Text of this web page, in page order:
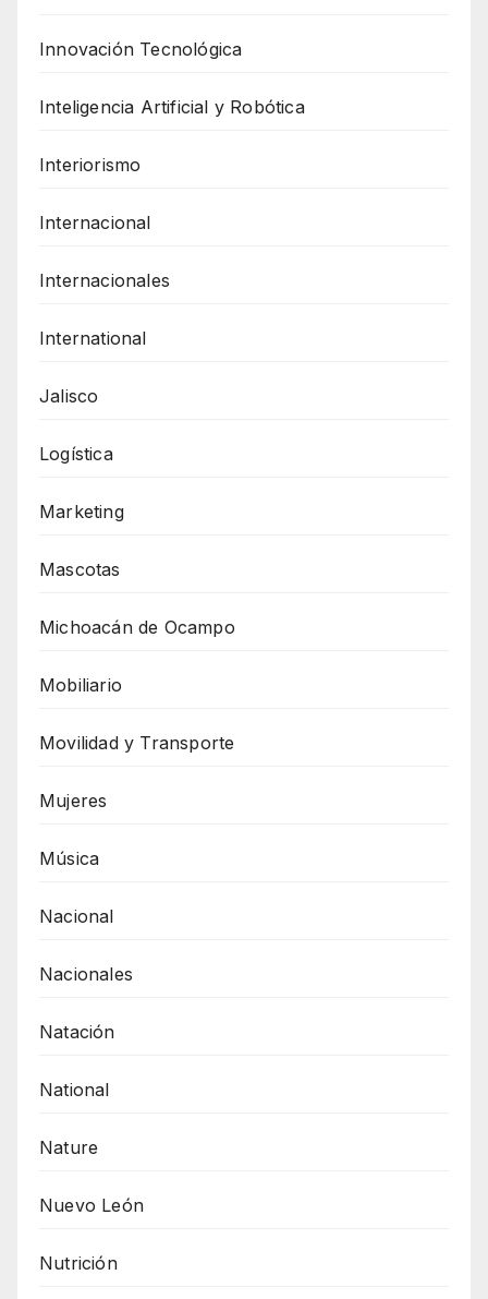
Innovación Tecnológica
Inteligencia Artificial y Robótica
Interiorismo
Internacional
Internacionales
International
Jalisco
Logística
Marketing
Mascotas
Michoacán de Ocampo
Mobiliario
Movilidad y Transporte
Mujeres
Música
Nacional
Nacionales
Natación
National
Nature
Nuevo León
Nutrición